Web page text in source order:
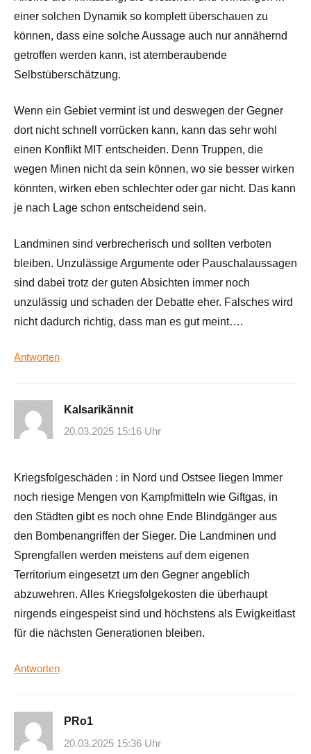
einer solchen Dynamik so komplett überschauen zu
können, dass eine solche Aussage auch nur annähernd
getroffen werden kann, ist atemberaubende
Selbstüberschätzung.
Wenn ein Gebiet vermint ist und deswegen der Gegner
dort nicht schnell vorrücken kann, kann das sehr wohl
einen Konflikt MIT entscheiden. Denn Truppen, die
wegen Minen nicht da sein können, wo sie besser wirken
könnten, wirken eben schlechter oder gar nicht. Das kann
je nach Lage schon entscheidend sein.
Landminen sind verbrecherisch und sollten verboten
bleiben. Unzulässige Argumente oder Pauschalaussagen
sind dabei trotz der guten Absichten immer noch
unzulässig und schaden der Debatte eher. Falsches wird
nicht dadurch richtig, dass man es gut meint….
Antworten
Kalsarikännit
20.03.2025 15:16 Uhr
Kriegsfolgeschäden : in Nord und Ostsee liegen Immer
noch riesige Mengen von Kampfmitteln wie Giftgas, in
den Städten gibt es noch ohne Ende Blindgänger aus
den Bombenangriffen der Sieger. Die Landminen und
Sprengfallen werden meistens auf dem eigenen
Territorium eingesetzt um den Gegner angeblich
abzuwehren. Alles Kriegsfolgekosten die überhaupt
nirgends eingespeist sind und höchstens als Ewigkeitlast
für die nächsten Generationen bleiben.
Antworten
PRo1
20.03.2025 15:36 Uhr